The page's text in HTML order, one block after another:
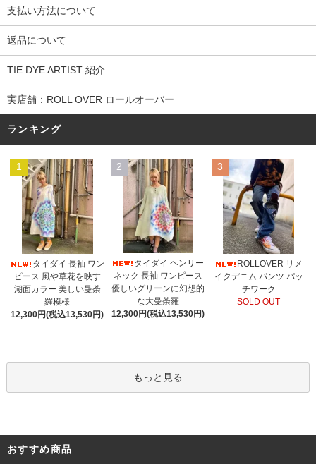
支払い方法について
返品について
TIE DYE ARTIST 紹介
実店舗：ROLL OVER ロールオーバー
ランキング
1
タイダイ 長袖 ワン
ピース 風や草花を映す
湖面カラー 美しい曼荼
羅模様
12,300円(税込13,530円)
2
タイダイ ヘンリー
ネック 長袖 ワンピース
優しいグリーンに幻想的
な大曼荼羅
12,300円(税込13,530円)
3
ROLLOVER リメ
イクデニム パンツ パッ
チワーク
SOLD OUT
もっと見る
おすすめ商品